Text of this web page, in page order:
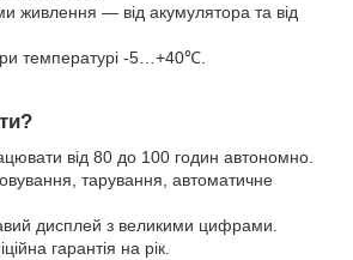
— від акумулятора та від
температурі -5…+40℃.
від 80 до 100 годин автономно.
тарування, автоматичне
дисплей з великими цифрами.
гарантія на рік.